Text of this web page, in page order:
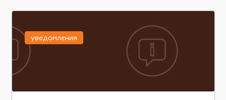
уведомления